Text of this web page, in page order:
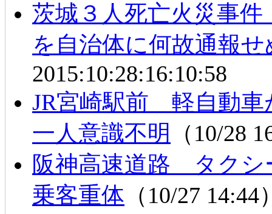
茨城３人死亡火災事
を自治体に何故通報せ
2015:10:28:16:10:58
JR宮崎駅前 軽自動
一人意識不明
（10/28
阪神高速道路 タク
乗客重体 （10/27